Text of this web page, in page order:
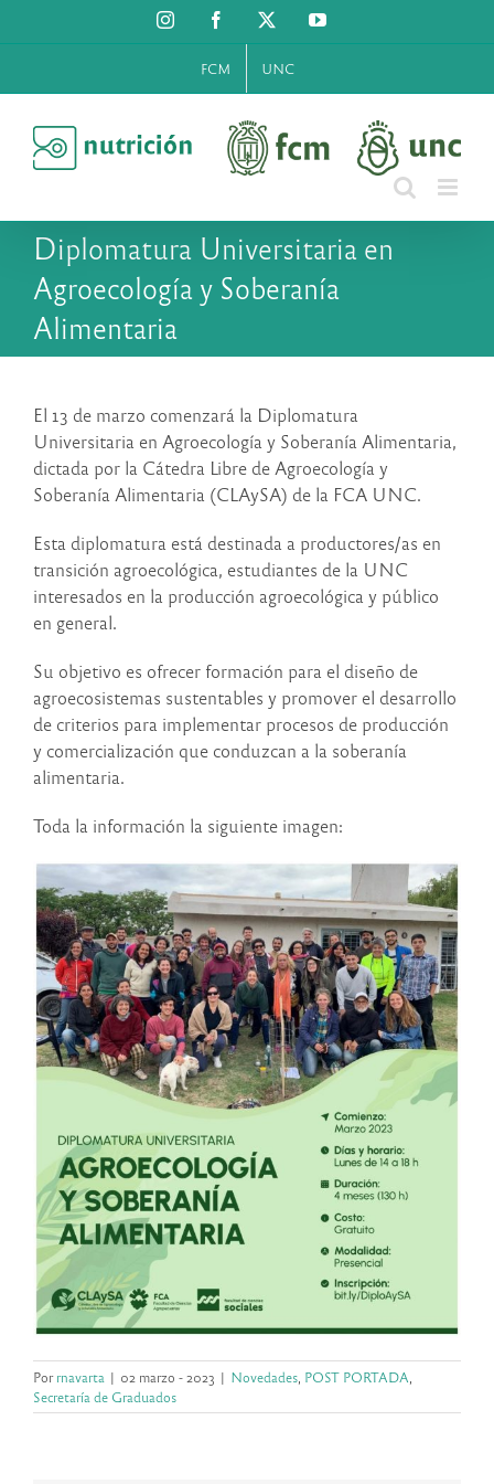
al
InstagramFacebook YouTube
FCM UNC
Diplomatura Universitaria en
Agroecología y Soberanía
Alimentaria
El 13 de marzo comenzará la Diplomatura
Universitaria en Agroecología y Soberanía Alimentaria,
dictada por la Cátedra Libre de Agroecología y
Soberanía Alimentaria (CLAySA) de la FCA UNC.
Esta diplomatura está destinada a productores/as en
transición agroecológica, estudiantes de la UNC
interesados en la producción agroecológica y público
en general.
Su objetivo es ofrecer formación para el diseño de
agroecosistemas sustentables y promover el desarrollo
de criterios para implementar procesos de producción
y comercialización que conduzcan a la soberanía
alimentaria.
Toda la información la siguiente imagen:
Porrnavarta | 02 marzo - 2023 | Novedades, POST PORTADA,
Secretaría de Graduados